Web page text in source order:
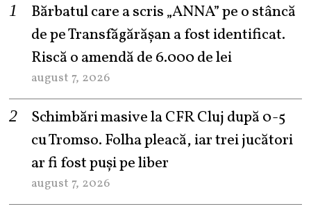
Bărbatul care a scris „ANNA” pe o stâncă
de pe Transfăgărășan a fost identificat.
Riscă o amendă de 6.000 de lei
august 7, 2026
Schimbări masive la CFR Cluj după 0-5
cu Tromso. Folha pleacă, iar trei jucători
ar fi fost puși pe liber
august 7, 2026